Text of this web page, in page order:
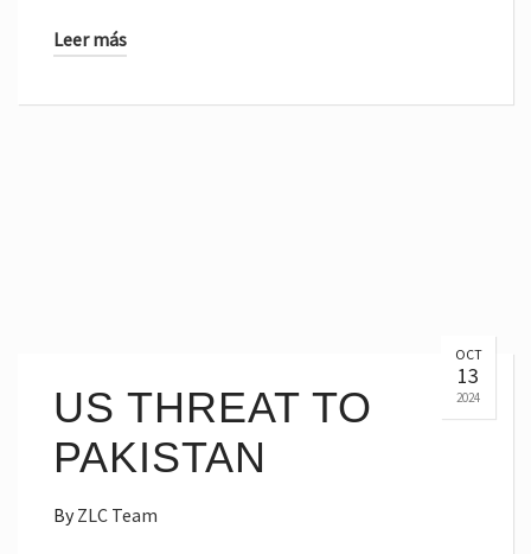
Leer más
OCT
13
2024
US THREAT TO
PAKISTAN
ByZLC Team